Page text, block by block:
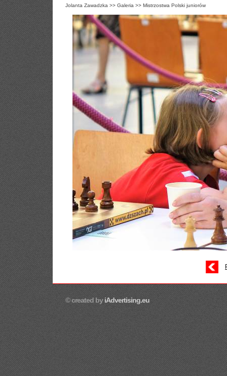
Jolanta Zawadzka >> Galeria >> Mistrzostwa Polski juniorów
© created byiAdvertising.eu